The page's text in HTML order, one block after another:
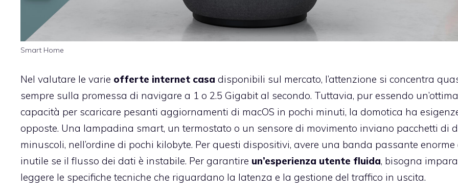
Smart Home
Nel valutare le varie offerte internet casa disponibili sul mercato, l’attenzione si concentra
sempre sulla promessa di navigare a 1 o 2.5 Gigabit al secondo. Tuttavia, pur essendo un’ottima
capacità per scaricare pesanti aggiornamenti di macOS in pochi minuti, la domotica ha
opposte. Una lampadina smart, un termostato o un sensore di movimento inviano pacchetti di
minuscoli, nell’ordine di pochi kilobyte. Per questi dispositivi, avere una banda passante enorme
inutile se il flusso dei dati è instabile. Per garantire un’esperienza utente fluida, bisogna
leggere le specifiche tecniche che riguardano la latenza e la gestione del traffico in uscita.